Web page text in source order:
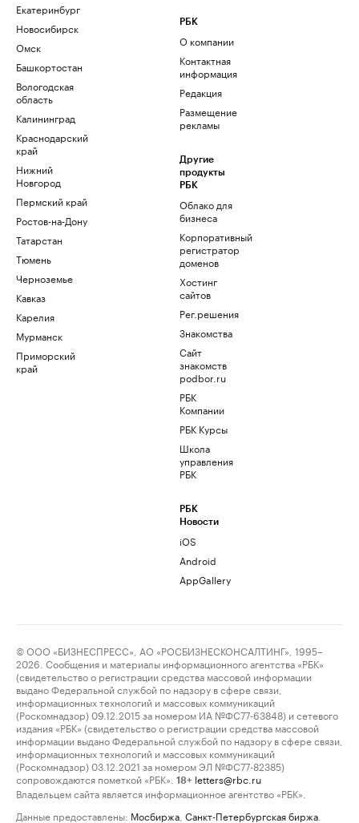
Екатеринбург
Новосибирск
Омск
Башкортостан
Вологодская
область
Калининград
Краснодарский
край
Нижний
Новгород
Пермский край
Ростов-на-Дону
Татарстан
Тюмень
Черноземье
Кавказ
Карелия
Мурманск
Приморский
край
РБК
О компании
Контактная
информация
Редакция
Размещение
рекламы
Другие
продукты
РБК
Облако для
бизнеса
Корпоративный
регистратор
доменов
Хостинг
сайтов
Рег.решения
Знакомства
Сайт
знакомств
podbor.ru
РБК
Компании
РБК Курсы
Школа
управления
РБК
РБК
Новости
iOS
Android
AppGallery
© ООО «БИЗНЕСПРЕСС», АО «РОСБИЗНЕСКОНСАЛТИНГ», 1995–
2026. Сообщения и материалы информационного агентства «РБК»
(свидетельство о регистрации средства массовой информации
выдано Федеральной службой по надзору в сфере связи,
информационных технологий и массовых коммуникаций
(Роскомнадзор) 09.12.2015 за номером ИА №ФС77-63848) и сетевого
издания «РБК» (свидетельство о регистрации средства массовой
информации выдано Федеральной службой по надзору в сфере связи,
информационных технологий и массовых коммуникаций
(Роскомнадзор) 03.12.2021 за номером ЭЛ №ФС77-82385)
сопровождаются пометкой «РБК».
18+ letters@rbc.ru
Владельцем сайта является информационное агентство «РБК».
Данные предоставлены: Мосбиржа Санкт-Петербургская биржа